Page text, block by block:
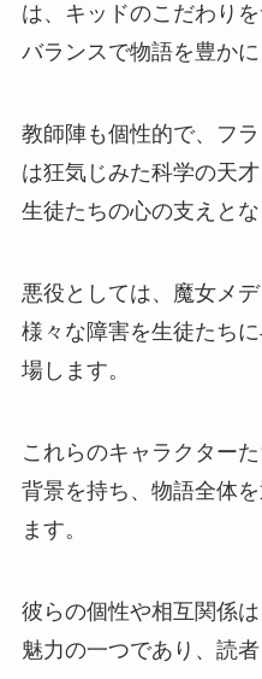
は、キッドのこだわり
バランスで物語を豊かに
教師陣も個性的で、フ
は狂気じみた科学の天
生徒たちの心の支えとな
悪役としては、魔女メ
様々な障害を生徒たち
場します。
これらのキャラクター
背景を持ち、物語全体
ます。
彼らの個性や相互関係
魅力の一つであり、読